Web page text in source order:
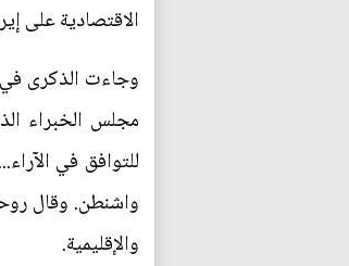
الاقتصادية على
وجاءت الذكرى في
مجلس الخبراء
للتوافق في
واشنطن. وقال
والإقليمية.